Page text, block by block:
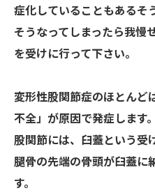
症化していることもあるそ
そうなってしまったら我慢
を受けに行って下さい。
変形性股関節症のほとんど
不全」が原因で発症します。
股関節には、臼蓋という受
腿骨の先端の骨頭が臼蓋に
す。